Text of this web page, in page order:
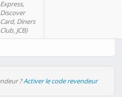
Express,
Discover
Card, Diners
Club, JCB)
?Activer le code revendeur